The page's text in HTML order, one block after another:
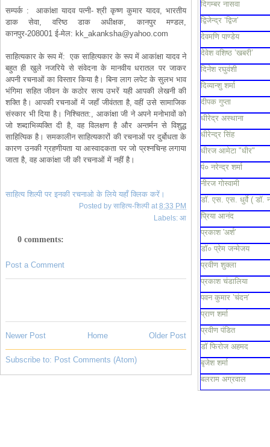
सम्पर्क :
आकांक्षा यादव पत्नी- श्री कृष्ण कुमार यादव, भारतीय
डाक सेवा, वरिष्ठ डाक अधीक्षक, कानपुर मण्डल,
कानपुर-208001 ई-मेल: kk_akanksha@yahoo.com
साहित्यकार के रूप में: एक साहित्यकार के रूप में आकांक्षा यादव ने
बहुत ही खुले नजरिये से संवेदना के मानवीय धरातल पर जाकर
अपनी रचनाओं का विस्तार किया है। बिना लाग लपेट के सुलभ भाव
भंगिमा सहित जीवन के कठोर सत्य उभरें यही आपकी लेखनी की
शक्ति है। आपकी रचनाओं में जहाँ जीवंतता है, वहीं उसे सामाजिक
संस्कार भी दिया है। निश्चितत:, आकांक्षा जी ने अपने मनोभावों को
जो शब्दाभिव्यक्ति दी है, वह विलक्षण है और अन्तर्मन से विशुद्ध
साहित्यिक है। समकालीन साहित्यकारों की रचनाओं पर दुर्बोधता के
कारण उनकी ग्रहणीयता या आस्वादकता पर जो प्रश्नचिन्ह लगाया
जाता है, वह आकांक्षा जी की रचनाओं में नहीं है।
साहित्य शिल्पी पर इनकी रचनाओ के लिये यहाँ क्लिक करें।
Posted by साहित्य-शिल्पी at 8:33 PM
Labels: आ
0 comments:
Post a Comment
Newer Post Older Post
Home
Subscribe to: Post Comments (Atom)
दिगम्बर नासवा
द्विजेन्द्र ‘द्विज’
देवमणि पाण्डेय
देवेश वशिष्ठ ’खबरी’
दिनेश रघुवंशी
दिव्यान्शु शर्मा
दीपक गुप्ता
धीरेद्र अस्थाना
धीरेन्द्र सिंह
धीरज आमेटा "धीर"
पं० नरेन्द्र शर्मा
नीरज गोस्वामी
डॉ. एस. एस. धुर्वे ( डॉ.
प्रिया आनंद
प्रकाश 'अर्श'
डॉ० प्रेम जन्मेजय
प्रवीण शुक्ला
प्रकाश चंडालिया
पवन कुमार ’चंदन’
प्राण शर्मा
प्रवीण पंडित
डॉ फिरोज अहमद
बृजेश शर्मा
बलराम अग्रवाल